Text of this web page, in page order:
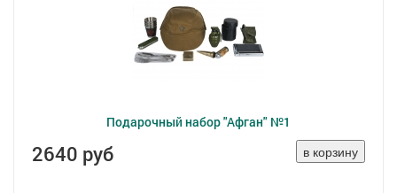
Подарочный набор "Афган" №1
2640 руб